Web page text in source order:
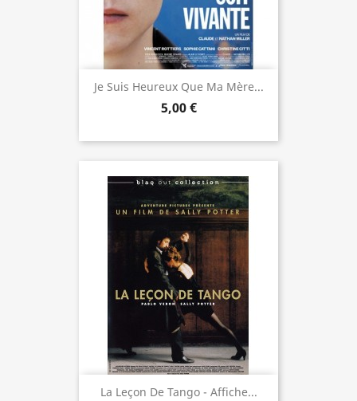
Je Suis Heureux Que Ma Mère...
5,00 €
La Leçon De Tango - Affiche...